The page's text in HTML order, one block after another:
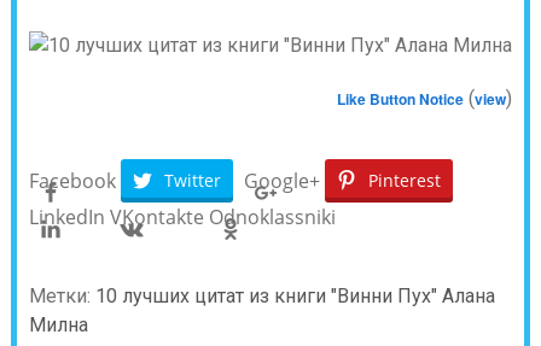
Like Button Notice (view)
Facebook Twitter Google+ Pinterest
LinkedIn VKontakte Odnoklassniki
Метки: 10 лучших цитат из книги "Винни Пух" Алана
Милна